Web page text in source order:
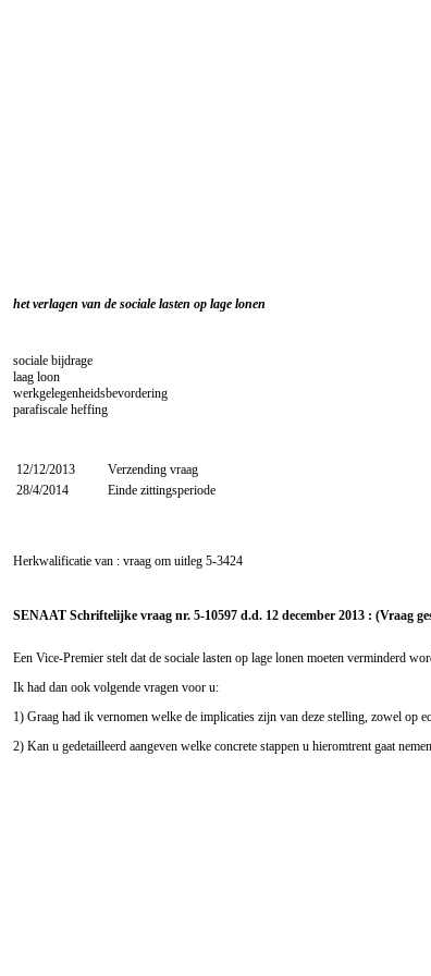
het verlagen van de sociale lasten op lage lonen
sociale bijdrage
laag loon
werkgelegenheidsbevordering
parafiscale heffing
12/12/2013
Verzending vraag
28/4/2014
Einde zittingsperiode
Herkwalificatie van : vraag om uitleg 5-3424
SENAAT Schriftelijke vraag nr. 5-10597 d.d. 12 december 2013 : (Vraag
Een Vice-Premier stelt dat de sociale lasten op lage lonen moeten verminderd
Ik had dan ook volgende vragen voor u:
1) Graag had ik vernomen welke de implicaties zijn van deze stelling, zowel op
2) Kan u gedetailleerd aangeven welke concrete stappen u hieromtrent gaat